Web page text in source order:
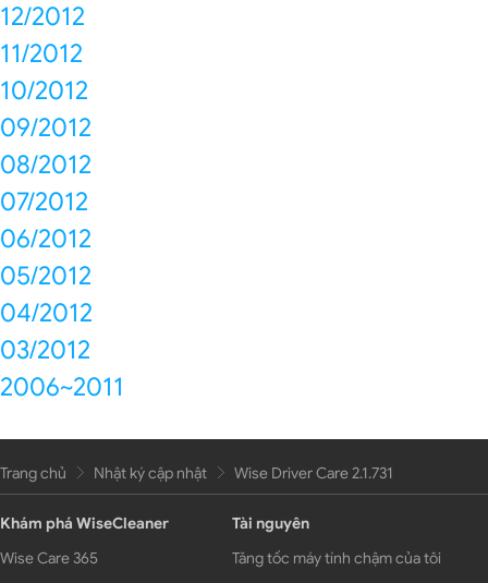
12/2012
11/2012
10/2012
09/2012
08/2012
07/2012
06/2012
05/2012
04/2012
03/2012
2006~2011
Trang chủ Nhật ký cập nhật Wise Driver Care 2.1.731
Khám phá WiseCleaner
Wise Care 365
Tài nguyên
Tăng tốc máy tính chậm của tôi